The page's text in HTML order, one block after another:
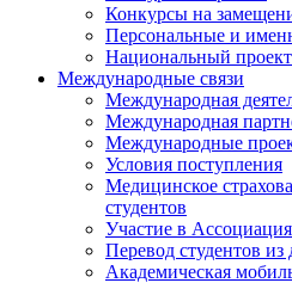
Конкурсы на
Персональные и
Национальный
Международные связи
Международная
Международная
Международные
Условия поступления
Медицинское
студентов
Участие в
Перевод студентов из
Академическая